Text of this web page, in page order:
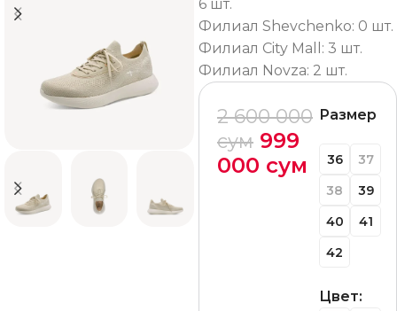
6 шт.
Филиал Shevchenko: 0 шт.
Филиал City Mall: 3 шт.
Филиал Novza: 2 шт.
2 600 000
сум 999
000 сум
Размер
36
37
38
39
40
41
42
Цвет: